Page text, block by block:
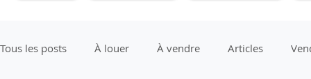
Tous les posts À louer À vendre Articles